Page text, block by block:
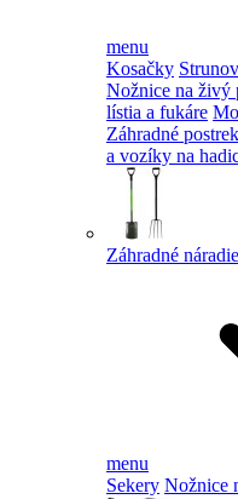
menu
Kosačky
Nožnice na živý
lístia a fukáre
Záhradné
a vozíky na
Záhradné náradie
menu
Sekery Nožnice